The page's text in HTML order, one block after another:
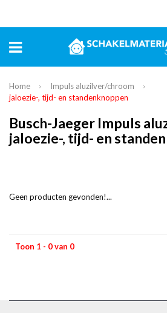
Home
Impuls aluzilver/chroom
jaloezie-, tijd- en standenknoppen
Busch-Jaeger Impuls
jaloezie-, tijd- en
Geen producten gevonden!...
Toon 1 - 0 van 0